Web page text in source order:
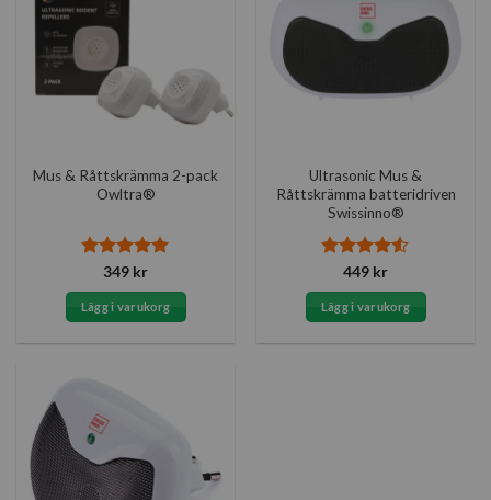
Mus & Råttskrämma 2-pack
Owltra®
Betygsatt
av 5
349 kr
Lägg i varukorg
Ultrasonic Mus &
Råttskrämma batteridriven
Swissinno®
Betygsatt
4.5av 5
449 kr
Lägg i varukorg